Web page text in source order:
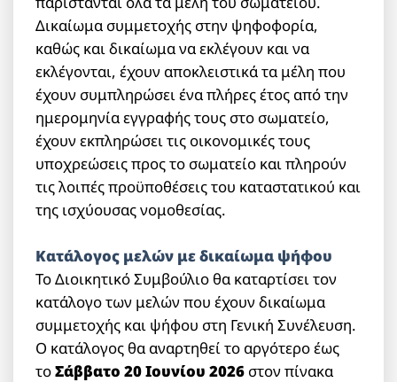
Δικαίωμα συμμετοχής στην ψηφοφορία,
καθώς και δικαίωμα να εκλέγουν και να
εκλέγονται, έχουν αποκλειστικά τα μέλη που
έχουν συμπληρώσει ένα πλήρες έτος από την
ημερομηνία εγγραφής τους στο σωματείο,
έχουν εκπληρώσει τις οικονομικές τους
υποχρεώσεις προς το σωματείο και πληρούν
τις λοιπές προϋποθέσεις του καταστατικού και
της ισχύουσας νομοθεσίας.
Κατάλογος μελών με δικαίωμα ψήφου
Το Διοικητικό Συμβούλιο θα καταρτίσει τον
κατάλογο των μελών που έχουν δικαίωμα
συμμετοχής και ψήφου στη Γενική Συνέλευση.
Ο κατάλογος θα αναρτηθεί το αργότερο έως
τοΣάββατο 20 Ιουνίου 2026 στον πίνακα